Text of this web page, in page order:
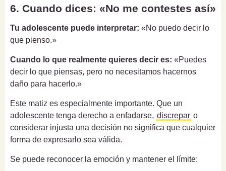
6. Cuando dices: «No me contestes así»
Tu adolescente puede interpretar: «No puedo decir lo
que pienso.»
Cuando lo que realmente quieres decir es: «Puedes
decir lo que piensas, pero no necesitamos hacernos
daño para hacerlo.»
Este matiz es especialmente importante. Que un
adolescente tenga derecho a enfadarse, discrepar o
considerar injusta una decisión no significa que cualquier
forma de expresarlo sea válida.
Se puede reconocer la emoción y mantener el límite: